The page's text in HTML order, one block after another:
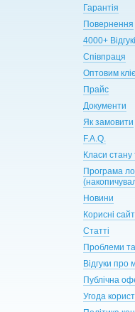
Гарантія
Повернення
4000+
Співпраця
Оптовим
Прайс
Документи
Як замовити
F.A.Q.
Класи стану
Програма
Новини
Корисні
Статті
Проблеми
Відгуки про
Публічна
Угода